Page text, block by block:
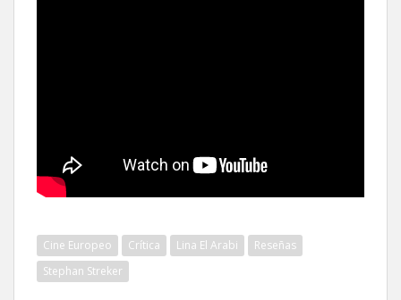
Cine Europeo Crítica Lina El Arabi
Reseñas
Stephan Streker